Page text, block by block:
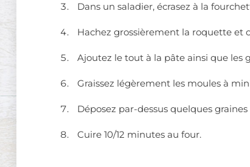
Dans un saladier, écrasez à la
Hachez grossièrement la roquette et
Ajoutez le tout à la pâte ainsi que les
Graissez légèrement les moules à
Déposez par-dessus quelques
Cuire 10/12 minutes au four.